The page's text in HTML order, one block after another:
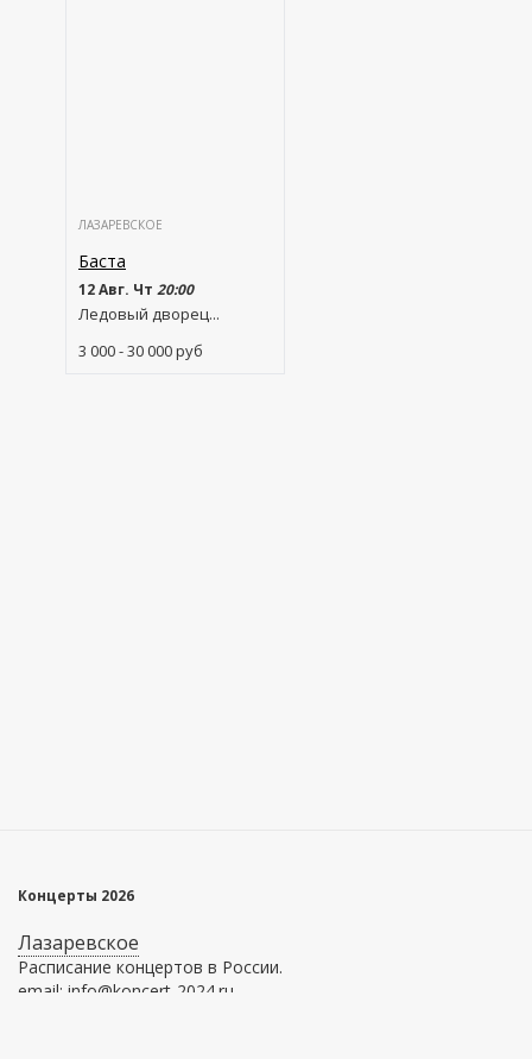
ЛАЗАРЕВСКОЕ
Баста
12 Авг. Чт 20:00
Ледовый дворец...
3 000 - 30 000руб
Концерты 2026
Лазаревское
Расписание концертов в России.
email: info@koncert-2024.ru